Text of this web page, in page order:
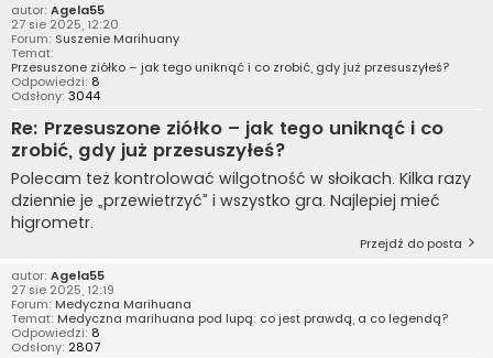
autor: Agela55
27 sie 2025, 12:20
Forum: Suszenie Marihuany
Temat:
Przesuszone ziółko – jak tego uniknąć i co zrobić, gdy już przesuszyłeś?
Odpowiedzi: 8
Odsłony: 3044
Re: Przesuszone ziółko – jak tego uniknąć i co
zrobić, gdy już przesuszyłeś?
Polecam też kontrolować wilgotność w słoikach. Kilka razy
dziennie je „przewietrzyć” i wszystko gra. Najlepiej mieć
higrometr.
Przejdź do posta
autor: Agela55
27 sie 2025, 12:19
Forum: Medyczna Marihuana
Temat: Medyczna marihuana pod lupą: co jest prawdą, a co legendą?
Odpowiedzi: 8
Odsłony: 2807